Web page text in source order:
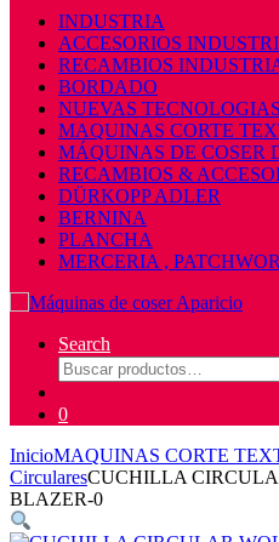
INDUSTRIA
ACCESORIOS
RECAMBIOS
BORDADO
NUEVAS TECNOLOGIAS
MAQUINAS CORTE
MÁQUINAS DE COSER
RECAMBIOS &
DÜRKOPP ADLER
BERNINA
PLANCHA
MERCERIA ,
Search
Buscar
por:
0
InicioMAQUINAS CORTE
CircularesCUCHILLA
BLAZER-0